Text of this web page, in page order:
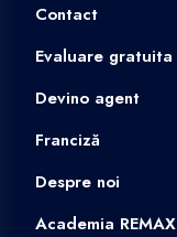
Contact
Evaluare gratuita
Devino agent
Franciză
Despre noi
Academia REMAX